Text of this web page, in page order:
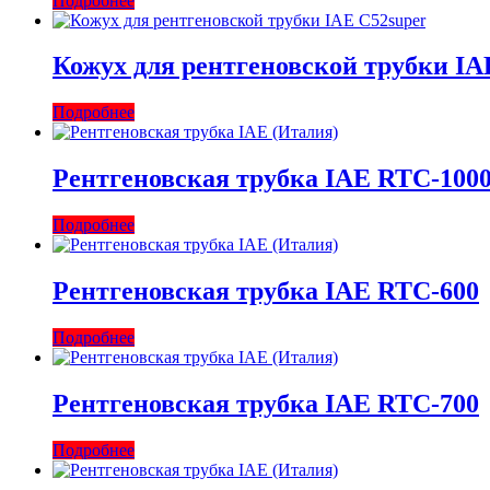
Кожух для рентгеновской трубки
Подробнее
Рентгеновская трубка IAE RTC-1000
Подробнее
Рентгеновская трубка IAE RTC-600
Подробнее
Рентгеновская трубка IAE RTC-700
Подробнее